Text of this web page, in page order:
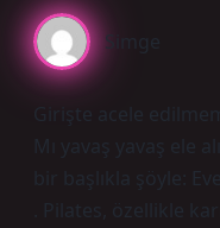
Simge
Girişte acele
Mı yavaş yavaş ele
bir başlıkla şöyle:
. Pilates, özellikle